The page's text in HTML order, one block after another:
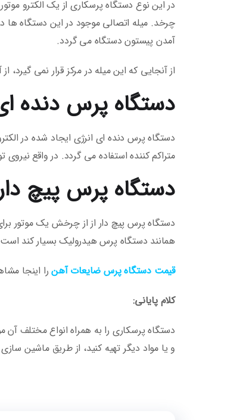
در این نوع دستگاه پرسکاری از یک الکترو
چرخد. میله اتصالی موجود در این دستگاه
آمدن پیستون دستگاه می گردد.
از آنجایی که این میله در مرکز قرار نمی گیرد،
دستگاه پرس دنده
دستگاه پرس دنده ای انرژی ایجاد شده در
متراکم کننده استفاده می گردد. در واقع
دستگاه پرس پیچ
دستگاه پرس پیچ دار از از چرخش یک موتور
همانند دستگاه پرس هیدرولیک بسیار کند است
قیمت دستگاه پرس ضایعات آهنرا اینجا
کلام پایانی:
دستگاه پرسکاری را به همراه انواع مختلف
و یا مواد دیگر تهیه کنید، از طریق ماشین سازی